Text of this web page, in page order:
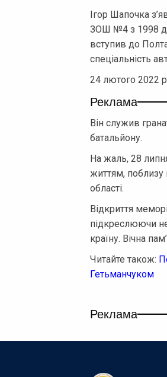
Ігор Шапочка
ЗОШ №4 з 1998 до
вступив до
спеціальність
24 лютого 2022
Реклама
Він служив
батальйону.
На жаль, 28
життям, поблизу
області.
Відкриття
підкреслюючи
країну. Вічна
Читайте також:
Гетьманчуком
Реклама